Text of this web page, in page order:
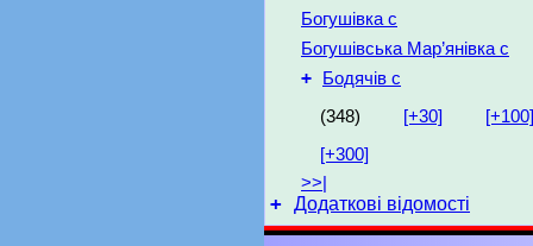
Богушівка с
Богушівська Мар’янівка с
+
Бодячів с
(348)
[+30]
[+100]
[+300]
>>|
+ Додаткові відомості